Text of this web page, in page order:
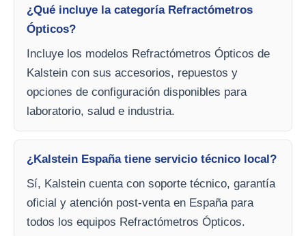
¿Qué incluye la categoría Refractómetros
Ópticos?
Incluye los modelos Refractómetros Ópticos de
Kalstein con sus accesorios, repuestos y
opciones de configuración disponibles para
laboratorio, salud e industria.
¿Kalstein España tiene servicio técnico local?
Sí, Kalstein cuenta con soporte técnico, garantía
oficial y atención post-venta en España para
todos los equipos Refractómetros Ópticos.